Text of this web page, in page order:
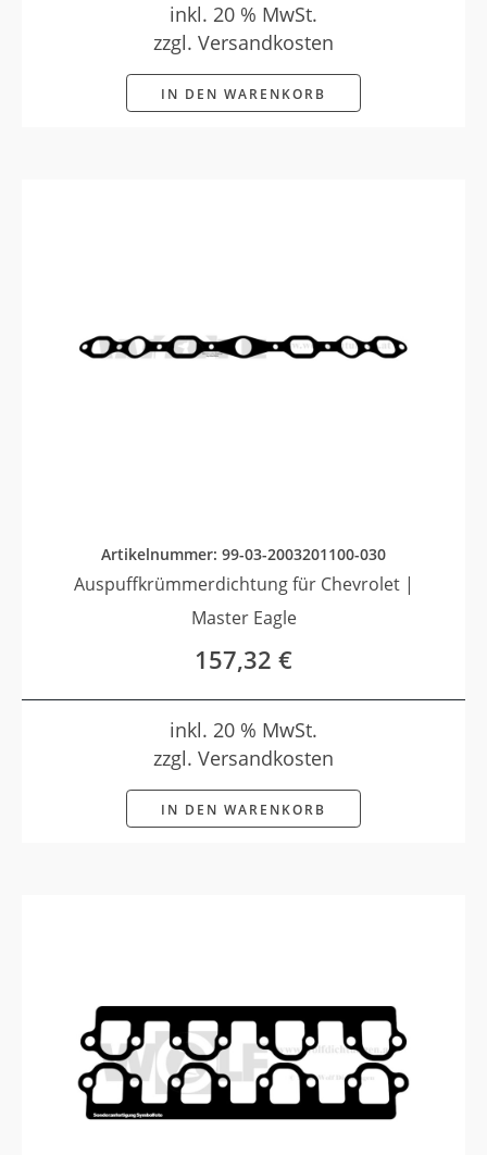
inkl. 20 % MwSt.
zzgl. Versandkosten
IN DEN WARENKORB
Artikelnummer: 99-03-2003201100-030
Auspuffkrümmerdichtung für Chevrolet |
Master Eagle
157,32 €
inkl. 20 % MwSt.
zzgl. Versandkosten
IN DEN WARENKORB